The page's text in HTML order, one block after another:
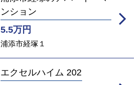
ンション
5.5万円
浦添市経塚１
エクセルハイム 202